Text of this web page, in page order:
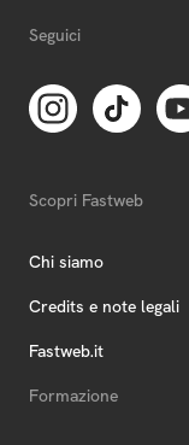
Seguici
Scopri Fastweb
Chi siamo
Credits e note legali
Fastweb.it
Formazione